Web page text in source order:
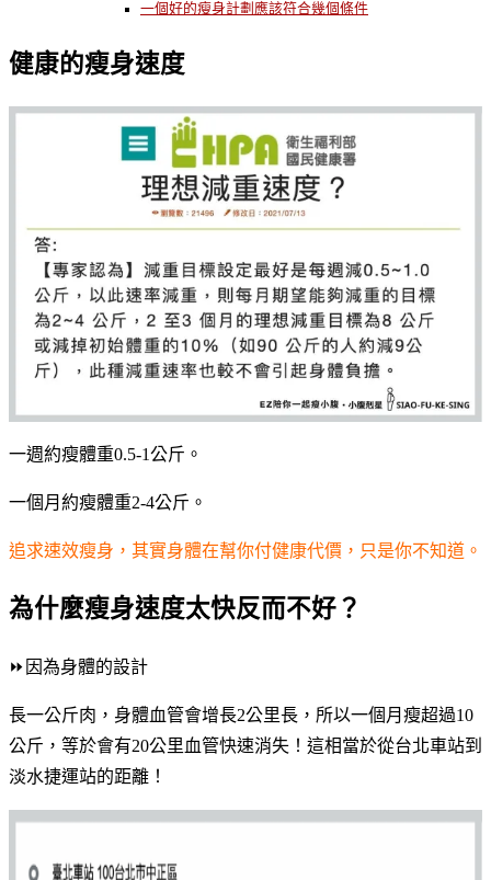
一個好的瘦身計劃應該符合幾個條件
健康的瘦身速度
一週約瘦體重0.5-1公斤。
一個月約瘦體重2-4公斤。
追求速效瘦身，其實身體在幫你付健康代價，只是你不知道。
為什麼瘦身速度太快反而不好？
⏩因為身體的設計
長一公斤肉，身體血管會增長2公里長，所以一個月瘦超過10
公斤，等於會有20公里血管快速消失！這相當於從台北車站到
淡水捷運站的距離！